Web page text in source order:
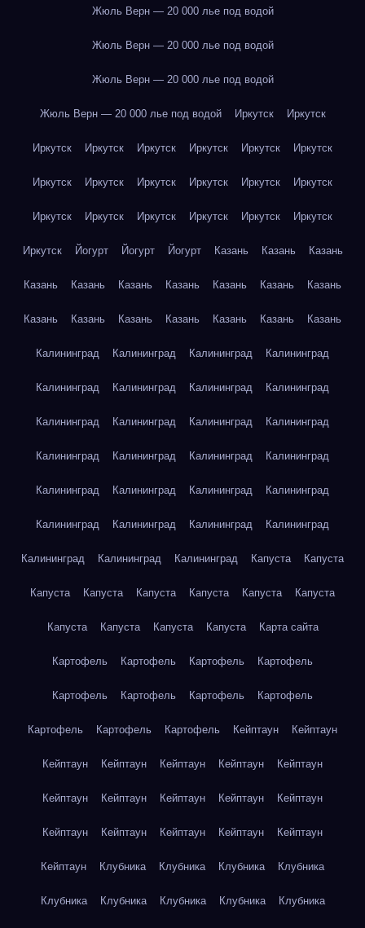
Жюль Верн — 20 000 лье под водой
Жюль Верн — 20 000 лье под водой
Жюль Верн — 20 000 лье под водой
Жюль Верн — 20 000 лье под водой Иркутск Иркутск
Иркутск Иркутск Иркутск Иркутск Иркутск Иркутск
Иркутск Иркутск Иркутск Иркутск Иркутск Иркутск
Иркутск Иркутск Иркутск Иркутск Иркутск Иркутск
Иркутск Йогурт Йогурт Йогурт Казань Казань Казань
Казань Казань Казань Казань Казань Казань Казань
Казань Казань Казань Казань Казань Казань Казань
Калининград Калининград Калининград Калининград
Калининград Калининград Калининград Калининград
Калининград Калининград Калининград Калининград
Калининград Калининград Калининград Калининград
Калининград Калининград Калининград Калининград
Калининград Калининград Калининград Калининград
Калининград Калининград Калининград Капуста Капуста
Капуста Капуста Капуста Капуста Капуста Капуста
Капуста Капуста Капуста Капуста Карта сайта
Картофель Картофель Картофель Картофель
Картофель Картофель Картофель Картофель
Картофель Картофель Картофель Кейптаун Кейптаун
Кейптаун Кейптаун Кейптаун Кейптаун Кейптаун
Кейптаун Кейптаун Кейптаун Кейптаун Кейптаун
Кейптаун Кейптаун Кейптаун Кейптаун Кейптаун
Кейптаун Клубника Клубника Клубника Клубника
Клубника Клубника Клубника Клубника Клубника